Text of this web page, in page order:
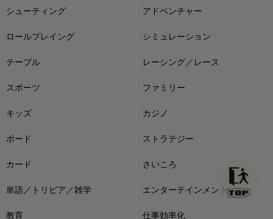
シューティング アドベンチャー
ロールプレイング シミュレーション
テーブル レーシング／レース
スポーツ ファミリー
キッズ カジノ
ボード ストラテジー
カード さいころ
単語／トリビア／雑学 エンターテインメント
教育 仕事効率化